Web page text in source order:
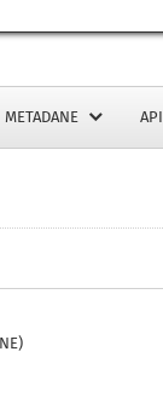
METADANE API